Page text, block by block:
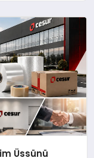
Üssünü